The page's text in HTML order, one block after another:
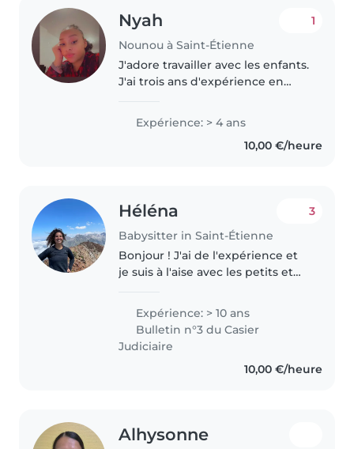
Nyah
Nounou à Saint-Étienne
1
J'adore travailler avec les enfants.
J'ai trois ans d'expérience en
auprès de bébés et de tout-
petits. J'ai également de
l'expérience avec des enfants
Expérience: > 4 ans
10,00 €/heure
Héléna
Babysitter in Saint-Étienne
3
Bonjour ! J'ai de l'expérience et
je suis à l'aise avec les petits et
avec des jeux de société, des
chansons, des activités
manuelles ou avec de la..
Expérience: > 10 ans
Bulletin n°3 du Casier
Judiciaire
10,00 €/heure
Alhysonne